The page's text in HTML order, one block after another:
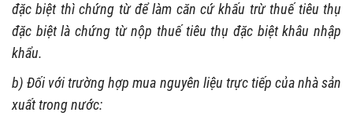
đặc biệt thì chứng từ để làm căn cứ khấu trừ thuế tiêu thụ
đặc biệt là chứng từ nộp thuế tiêu thụ đặc biệt khâu nhập
khẩu.
b) Đối với trường hợp mua nguyên liệu trực tiếp của nhà sản
xuất trong nước: